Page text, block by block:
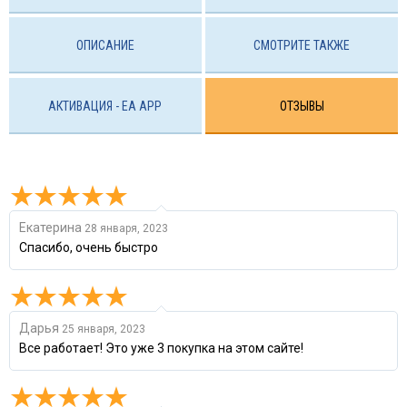
ОПИСАНИЕ СМОТРИТЕ ТАКЖЕ
АКТИВАЦИЯ - EA APP ОТЗЫВЫ
Екатерина 28 января, 2023
Спасибо, очень быстро
Дарья 25 января, 2023
Все работает! Это уже 3 покупка на этом сайте!